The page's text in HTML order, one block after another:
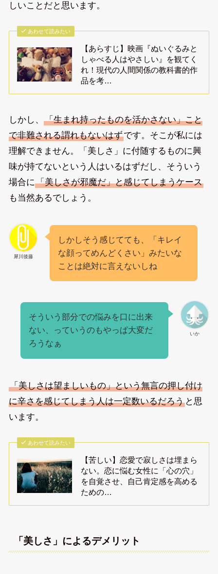
しいことだと思います。
あわせて読みたい
【あらすじ】映画『ぬいぐるみと
しゃべる人はやさしい』を観てく
れ！現代の人間関係の教科書的作
品を考…
しかし、 「生まれ持ったものを活かさない」こと
で非難される謂れもないはずです。そこが私には
理解できません。「美しさ」に付随するものに興
味が持てないという人はいるはずだし、そういう
場合に「美しさが邪魔だ」と感じてしまうケース
も当然あるでしょう。
犀川後藤
しかしそう感じてても、「キレイ
な顔ってめんどくさい」みたいな
ことは絶対に言えないしね
いか
そういう部分での悩みを口に出来
ない、っていうのもやっぱ大変だ
ろうなぁ
「美しさは望ましいもの」という無言の押し付け
に辛さを感じてしまう人は一定数いるだろうと思
います。
あわせて読みたい
【苦しい】恋愛で寂しさは埋まら
ない。恋に悩む女性に「心の穴」
を自覚させ、自己肯定感を高める
ための…
「美しさ」によるデメリット